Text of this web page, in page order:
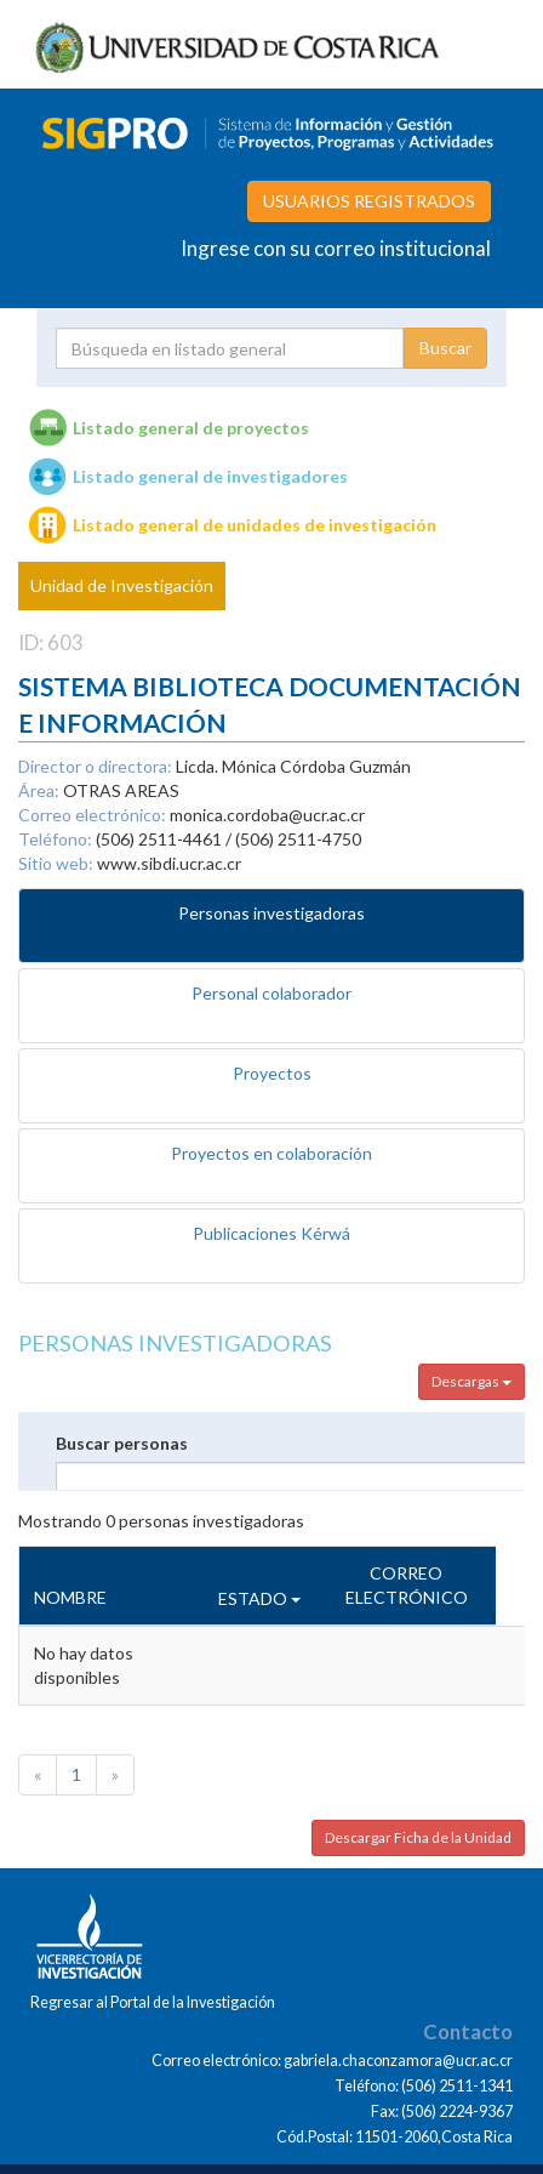
USUARIOS REGISTRADOS
Ingrese con su correo institucional
Unidades de investigación
Listado general de proyectos
Listado general de investigadores
Listado general de unidades de investigación
Unidad de Investigación
ID: 603
SISTEMA BIBLIOTECA DOCUMENTACIÓN
E INFORMACIÓN
Director o directora: Licda. Mónica Córdoba Guzmán
Área: OTRAS AREAS
Correo electrónico: monica.cordoba@ucr.ac.cr
Teléfono: (506) 2511-4461 / (506) 2511-4750
Sitio web: www.sibdi.ucr.ac.cr
Personas investigadoras
Personal colaborador
Proyectos
Proyectos en colaboración
Publicaciones Kérwá
PERSONAS INVESTIGADORAS
Descargas
Buscar personas
Mostrando 0personas investigadoras
NOMBRE ESTADO
CORREO
ELECTRÓNICO
No hay datos
disponibles
« 1 »
Descargar Ficha de la Unidad
Regresar al Portal de la Investigación
Contacto
Correo electrónico: gabriela.chaconzamora@ucr.ac.cr
Teléfono: (506) 2511-1341
Fax: (506) 2224-9367
Cód.Postal: 11501-2060,Costa Rica